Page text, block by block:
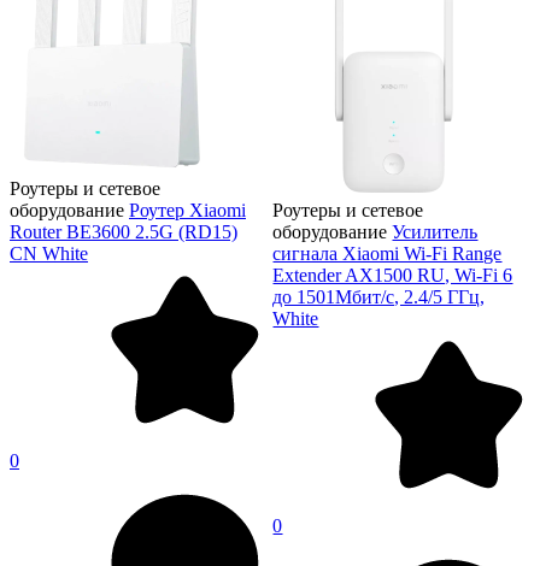
Роутеры и сетевое
оборудование Роутер Xiaomi
Router BE3600 2.5G (RD15)
CN White
0
Роутеры и сетевое
оборудование Усилитель
сигнала Xiaomi Wi-Fi Range
Extender AX1500 RU, Wi-Fi 6
до 1501Мбит/с, 2.4/5 ГГц,
White
0